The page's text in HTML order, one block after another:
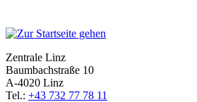
Zentrale Linz
Baumbachstraße 10
A-4020 Linz
Tel.: +43 732 77 78 11